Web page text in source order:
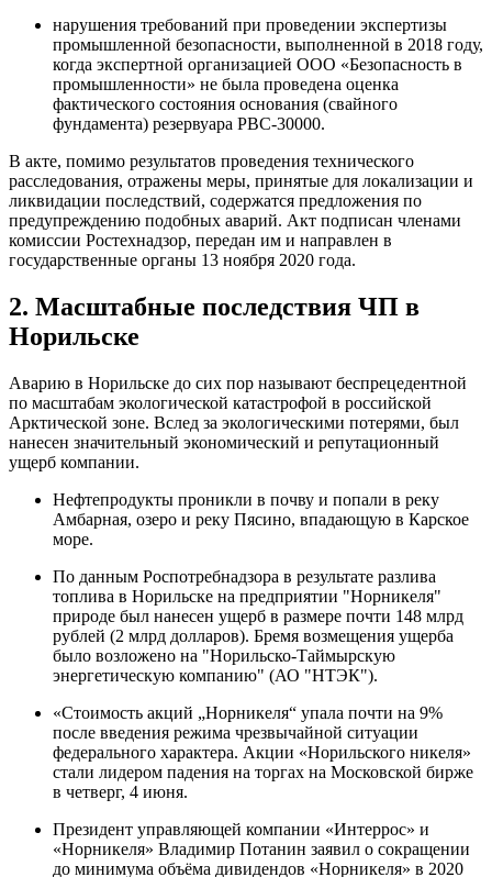
нарушения требований при проведении экспертизы
промышленной безопасности, выполненной в 2018 году,
когда экспертной организацией ООО «Безопасность в
промышленности» не была проведена оценка
фактического состояния основания (свайного
фундамента) резервуара РВС-30000.
В акте, помимо результатов проведения технического
расследования, отражены меры, принятые для локализации и
ликвидации последствий, содержатся предложения по
предупреждению подобных аварий. Акт подписан членами
комиссии Ростехнадзор, передан им и направлен в
государственные органы 13 ноября 2020 года.
2. Масштабные последствия ЧП в
Норильске
Аварию в Норильске до сих пор называют беспрецедентной
по масштабам экологической катастрофой в российской
Арктической зоне. Вслед за экологическими потерями, был
нанесен значительный экономический и репутационный
ущерб компании.
Нефтепродукты проникли в почву и попали в реку
Амбарная, озеро и реку Пясино, впадающую в Карское
море.
По данным Роспотребнадзора в результате разлива
топлива в Норильске на предприятии "Норникеля"
природе был нанесен ущерб в размере почти 148 млрд
рублей (2 млрд долларов). Бремя возмещения ущерба
было возложено на "Норильско-Таймырскую
энергетическую компанию" (АО "НТЭК").
«Стоимость акций „Норникеля“ упала почти на 9%
после введения режима чрезвычайной ситуации
федерального характера. Акции «Норильского никеля»
стали лидером падения на торгах на Московской бирже
в четверг, 4 июня.
Президент управляющей компании «Интеррос» и
«Норникеля» Владимир Потанин заявил о сокращении
до минимума объёма дивидендов «Норникеля» в 2020